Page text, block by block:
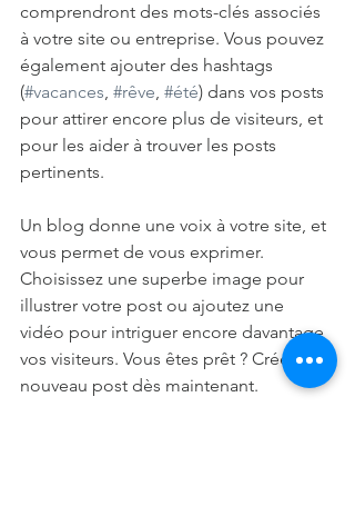
comprendront des mots-clés associés
à votre site ou entreprise. Vous pouvez
également ajouter des hashtags
(#vacances, #rêve, #été) dans vos posts
pour attirer encore plus de visiteurs, et
pour les aider à trouver les posts
pertinents.
Un blog donne une voix à votre site, et
vous permet de vous exprimer.
Choisissez une superbe image pour
illustrer votre post ou ajoutez une
vidéo pour intriguer encore davantage
vos visiteurs. Vous êtes prêt ? Créez un
nouveau post dès maintenant.